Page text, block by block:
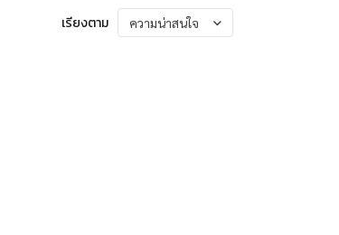
เรียงตาม ความน่าสนใจ